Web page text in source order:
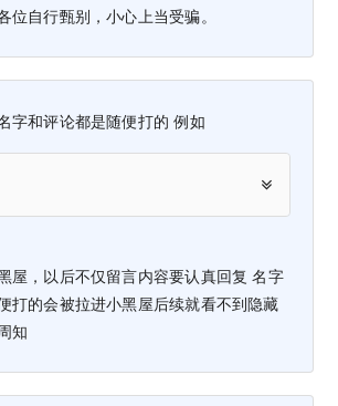
位自行甄别，小心上当受骗。
字和评论都是随便打的 例如
屋，以后不仅留言内容要认真回复 名字
打的会被拉进小黑屋后续就看不到隐藏
知